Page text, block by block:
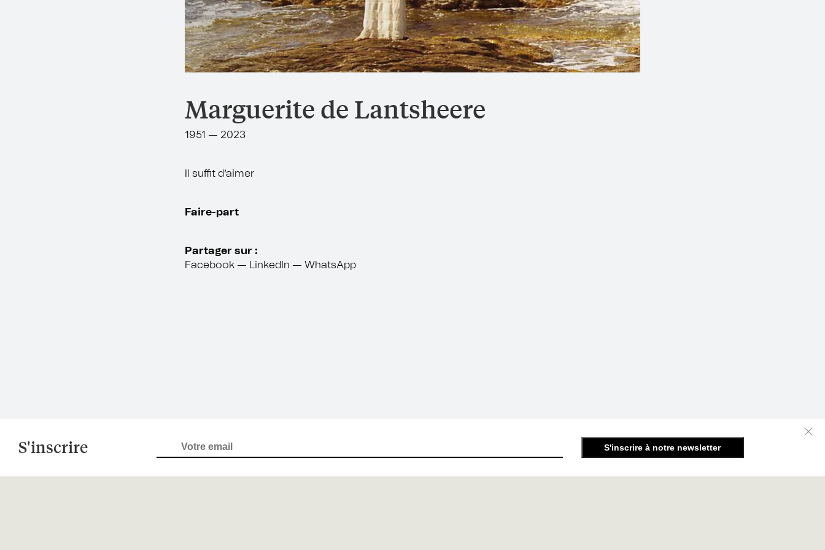
Marguerite de Lantsheere
1951 — 2023
Il suffit d’aimer
Faire-part
Partager sur :
Facebook— LinkedIn — WhatsApp
S'inscrire S'inscrire à notre newsletter